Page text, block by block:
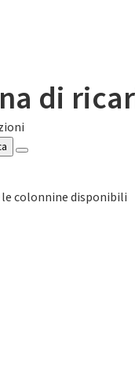
di
colonnine disponibili